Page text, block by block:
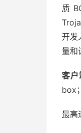
质
开发
量和
客户
box
最高